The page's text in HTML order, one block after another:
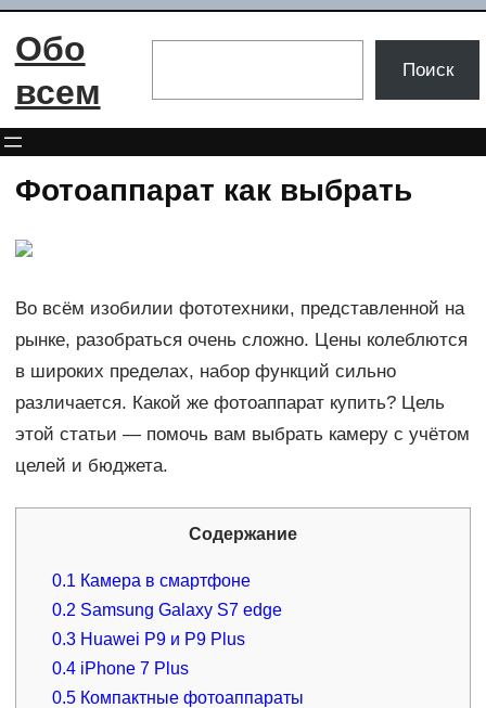
Перейти
Обо
всем
Поиск
Фотоаппарат как выбрать
Во всём изобилии фототехники, представленной на
рынке, разобраться очень сложно. Цены колеблются
в широких пределах, набор функций сильно
различается. Какой же фотоаппарат купить? Цель
этой статьи — помочь вам выбрать камеру с учётом
целей и бюджета.
Содержание
0.1 Камера в смартфоне
0.2 Samsung Galaxy S7 edge
0.3 Huawei P9 и P9 Plus
0.4 iPhone 7 Plus
0.5 Компактные фотоаппараты